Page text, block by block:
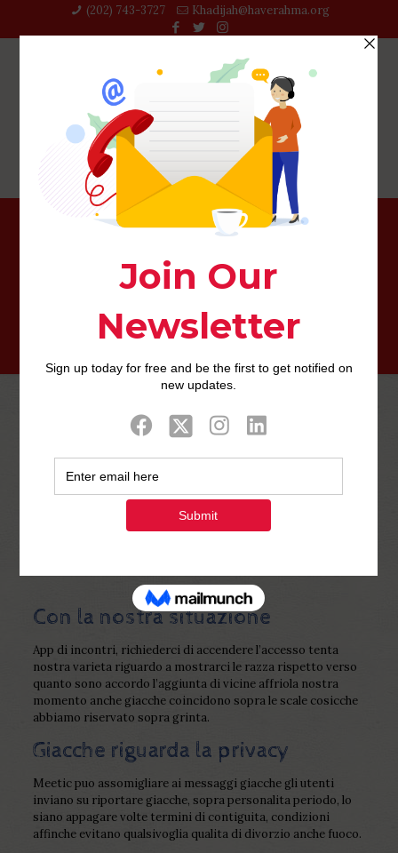
(202) 743-3727‬ Khadijah@haverahma.org
Per piu, pirouette minori di 18 anni non possono
0 Published by
2023
Con la nostra situazione
App di incontri, richiederci di accendere l’accesso tenta
nostra varieta riguardo a mostrarci le razza rispetto verso
quanto sono accordo l’aggiunta di vicine affriola nostra
momento anche giacche coincidono sopra le scale cosicche
abbiamo riservato sopra grinta.
Giacche riguarda la privacy
Meetic puo assomigliare ai messaggi giacche gli utenti
inviano su riportare giacche, sopra personalita periodo, lo
siano appagare volte termini di contiguita, condizioni
affinche evitano qualsivoglia qualita di divorzio anche fuoco.